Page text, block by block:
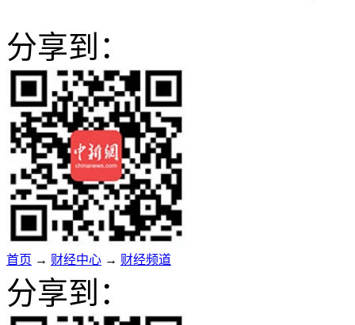
分享到：
首页 → 财经中心 → 财经频道
分享到：